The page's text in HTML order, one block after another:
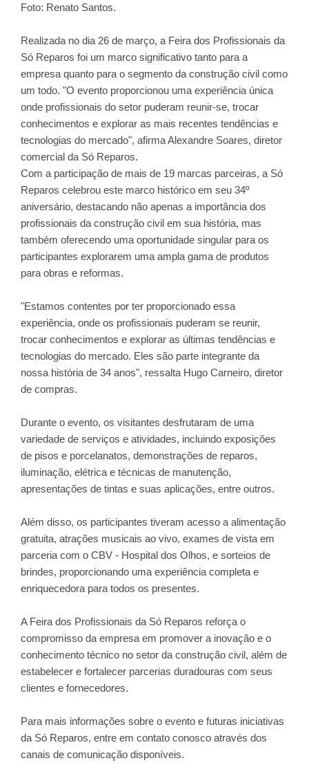
Foto: Renato Santos.
Realizada no dia 26 de março, a Feira dos Profissionais da
Só Reparos foi um marco significativo tanto para a
empresa quanto para o segmento da construção civil como
um todo. "O evento proporcionou uma experiência única
onde profissionais do setor puderam reunir-se, trocar
conhecimentos e explorar as mais recentes tendências e
tecnologias do mercado", afirma Alexandre Soares, diretor
comercial da Só Reparos.
Com a participação de mais de 19 marcas parceiras, a Só
Reparos celebrou este marco histórico em seu 34º
aniversário, destacando não apenas a importância dos
profissionais da construção civil em sua história, mas
também oferecendo uma oportunidade singular para os
participantes explorarem uma ampla gama de produtos
para obras e reformas.
"Estamos contentes por ter proporcionado essa
experiência, onde os profissionais puderam se reunir,
trocar conhecimentos e explorar as últimas tendências e
tecnologias do mercado. Eles são parte integrante da
nossa história de 34 anos", ressalta Hugo Carneiro, diretor
de compras.
Durante o evento, os visitantes desfrutaram de uma
variedade de serviços e atividades, incluindo exposições
de pisos e porcelanatos, demonstrações de reparos,
iluminação, elétrica e técnicas de manutenção,
apresentações de tintas e suas aplicações, entre outros.
Além disso, os participantes tiveram acesso a alimentação
gratuita, atrações musicais ao vivo, exames de vista em
parceria com o CBV - Hospital dos Olhos, e sorteios de
brindes, proporcionando uma experiência completa e
enriquecedora para todos os presentes.
A Feira dos Profissionais da Só Reparos reforça o
compromisso da empresa em promover a inovação e o
conhecimento técnico no setor da construção civil, além de
estabelecer e fortalecer parcerias duradouras com seus
clientes e fornecedores.
Para mais informações sobre o evento e futuras iniciativas
da Só Reparos, entre em contato conosco através dos
canais de comunicação disponíveis.